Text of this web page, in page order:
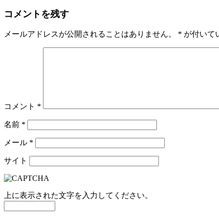
コメントを残す
メールアドレスが公開されることはありません。 * が付いて
コメント *
名前 *
メール *
サイト
上に表示された文字を入力してください。